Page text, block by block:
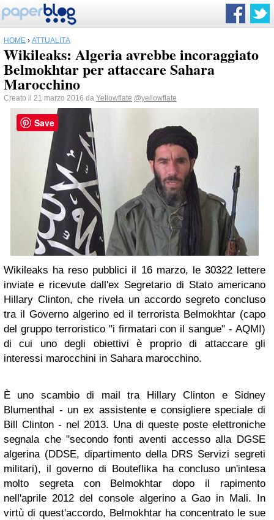
HOME › ATTUALITÀ
Wikileaks: Algeria avrebbe incoraggiato
Belmokhtar per attaccare Sahara
Marocchino
Creato il 21 marzo 2016 da Yellowflate @yellowflate
Wikileaks ha reso pubblici il 16 marzo, le 30322 lettere
inviate e ricevute dall'ex Segretario di Stato americano
Hillary Clinton, che rivela un accordo segreto concluso
tra il Governo algerino ed il terrorista Belmokhtar (capo
del gruppo terroristico "i firmatari con il sangue" - AQMI)
di cui uno degli obiettivi è proprio di attaccare gli
interessi marocchini in Sahara marocchino.
È uno scambio di mail tra Hillary Clinton e Sidney
Blumenthal - un ex assistente e consigliere speciale di
Bill Clinton - nel 2013. Una di queste poste elettroniche
segnala che "secondo fonti aventi accesso alla DGSE
algerina (DDSE, dipartimento della DRS Servizi segreti
militari), il governo di Bouteflika ha concluso un'intesa
molto segreta con Belmokhtar dopo il rapimento
nell'aprile 2012 del console algerino a Gao in Mali. In
virtù di quest'accordo, Belmokhtar ha concentrato le sue
Save